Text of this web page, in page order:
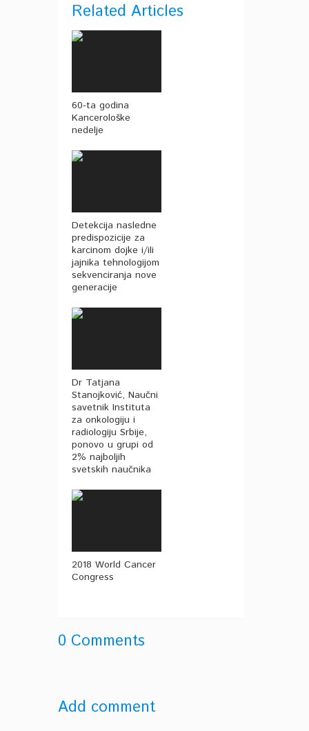
Related Articles
60-ta godina
Kancerološke
nedelje
Detekcija nasledne
predispozicije za
karcinom dojke i/ili
jajnika tehnologijom
sekvenciranja nove
generacije
Dr Tatjana
Stanojković, Naučni
savetnik Instituta
za onkologiju i
radiologiju Srbije,
ponovo u grupi od
2% najboljih
svetskih naučnika
2018 World Cancer
Congress
0 Comments
Add comment